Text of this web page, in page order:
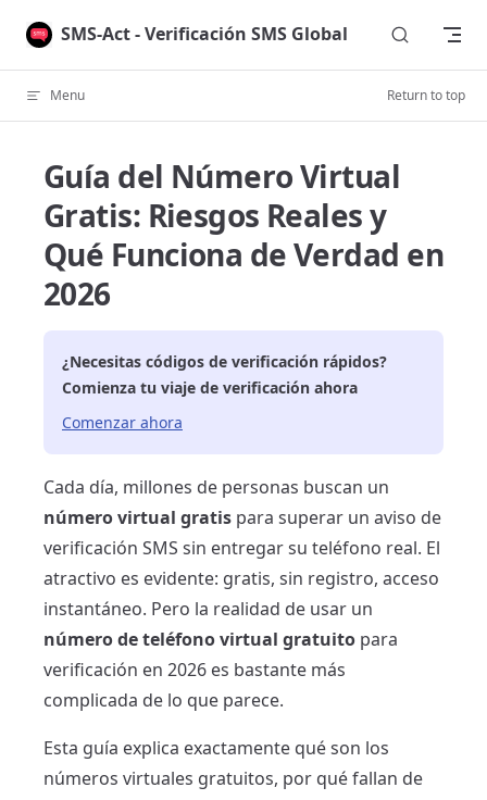
Skip to content
SMS-Act - Verificación SMS Global
Menu Return to top
Guía del Número Virtual
Gratis: Riesgos Reales y
Qué Funciona de Verdad en
2026
¿Necesitas códigos de verificación rápidos?
Comienza tu viaje de verificación ahora
Comenzar ahora
Cada día, millones de personas buscan un
número virtual gratis para superar un aviso de
verificación SMS sin entregar su teléfono real. El
atractivo es evidente: gratis, sin registro, acceso
instantáneo. Pero la realidad de usar un
número de teléfono virtual gratuito para
verificación en 2026 es bastante más
complicada de lo que parece.
Esta guía explica exactamente qué son los
números virtuales gratuitos, por qué fallan de